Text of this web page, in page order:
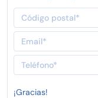
¡Gracias!